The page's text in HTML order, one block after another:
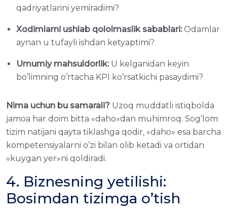
qadriyatlarini yemiradimi?
Xodimlarni ushlab qololmaslik sabablari:Odamlar
aynan u tufayli ishdan ketyaptimi?
Umumiy mahsuldorlik:U kelganidan keyin
bo’limning o’rtacha KPI ko’rsatkichi pasaydimi?
Nima uchun bu samarali? Uzoq muddatli istiqbolda
jamoa har doim bitta «daho»dan muhimroq. Sog’lom
tizim natijani qayta tiklashga qodir, «daho» esa barcha
kompetensiyalarni o’zi bilan olib ketadi va ortidan
«kuygan yer»ni qoldiradi.
4. Biznesning yetilishi:
Bosimdan tizimga o’tish